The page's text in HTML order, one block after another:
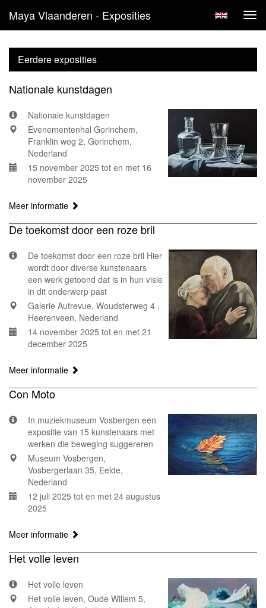
Maya Vlaanderen - Exposities
Eerdere exposities
Nationale kunstdagen
Nationale kunstdagen
Evenementenhal Gorinchem,
Franklin weg 2, Gorinchem,
Nederland
15 november 2025 tot en met 16
november 2025
Meer informatie
De toekomst door een roze bril
De toekomst door een roze bril Hier
wordt door diverse kunstenaars
een werk getoond dat is in hun visie
in dit onderwerp past
Galerie Autrevue, Woudsterweg 4 ,
Heerenveen, Nederland
14 november 2025 tot en met 21
december 2025
Meer informatie
Con Moto
In muziekmuseum Vosbergen een
expositie van 15 kunstenaars met
werken die beweging suggereren
Museum Vosbergen,
Vosbergerlaan 35, Eelde,
Nederland
12 juli 2025 tot en met 24 augustus
2025
Meer informatie
Het volle leven
Het volle leven
Het volle leven, Oude Willem 5,